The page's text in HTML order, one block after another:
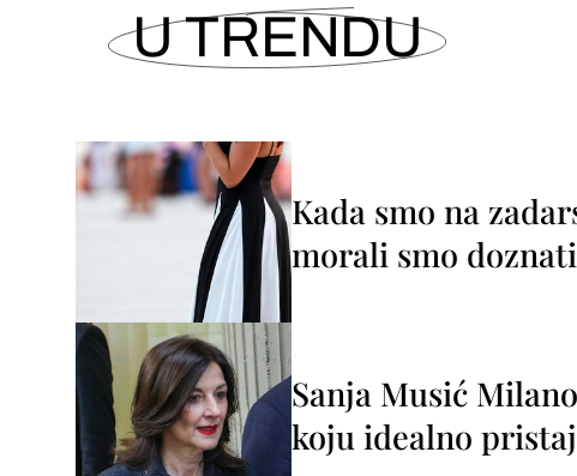
U TRENDU
Kada smo na
morali smo
Sanja Musić
koju idealno